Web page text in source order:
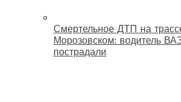
Смертельное ДТП на
Морозовском: водитель
пострадали